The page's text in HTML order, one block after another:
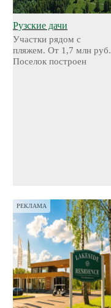
Рузские дачи
Участки рядом с
пляжем. От 1,7 млн руб.
Поселок построен
РЕКЛАМА